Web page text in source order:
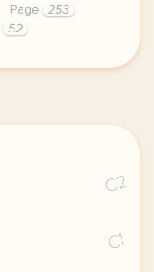
Page
253
52
est une priorite
C2
C1